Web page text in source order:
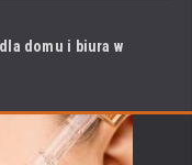
domu i biura w